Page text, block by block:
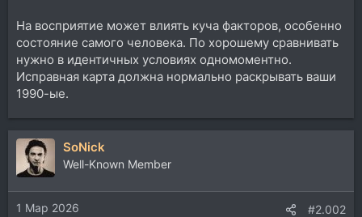
На восприятие может влиять куча факторов, особенно
состояние самого человека. По хорошему сравнивать
нужно в идентичных условиях одномоментно.
Исправная карта должна нормально раскрывать ваши
1990-ые.
SoNick
Well-Known Member
1 Мар 2026 #2.002